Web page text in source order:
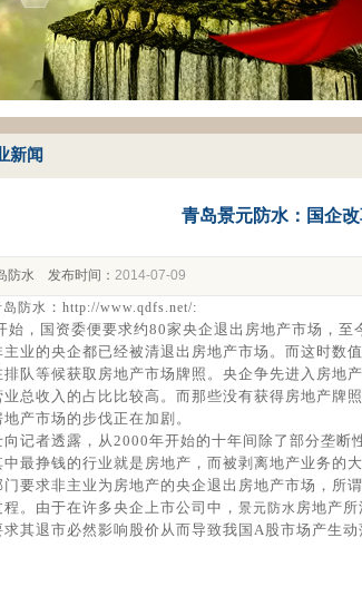
新闻
青岛景元防水：国企
防水 发布时间： 2014-07-09
岛防水 ： http://www.qdfs.net/:
始，国资委便要求约80家央企退出房地产市场，
主业的央企都已经被清退出房地产市场。而这时数
排队等候获取房地产市场牌照。央企争先进入房地
业总收入的占比比较高。而那些没有获得房地产牌
地产市场的步伐正在加剧。
向记者透露，从2000年开始的十年间除了部分垄断
中最挣钱的行业就是房地产，而被剥离地产业务的
门要求非主业为房地产的央企退出房地产市场，所
。由于在许多央企上市公司中， 景元防水房地产
其退市必然影响股价从而导致我国A股市场产生动